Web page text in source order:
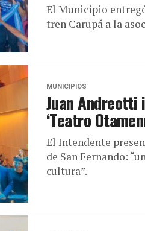
El Municipio
tren Carupá a la
MUNICIPIOS
Juan Andreotti
‘Teatro
El Intendente
de San Fernando:
cultura”.